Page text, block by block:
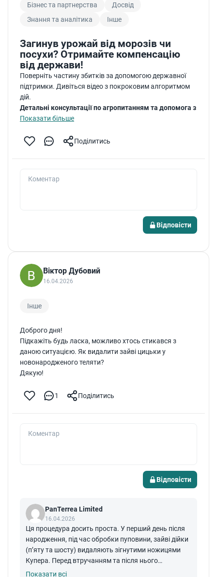
Загинув урожай від морозів чи
посухи? Отримайте компенсацію
від держави!
Поверніть частину збитків за допомогою державної
підтримки. Дивіться відео з покроковим алгоритмом
дій.
Детальні консультації по агропитанням та допомога з
документамиОголошення бухгалтера на Panterrea
Показати більше
Бізнес та партнерства
Досвід
Знання та аналітика
Інше
Поділитись
Коментар
Відповісти
Віктор Дубовий
16.04.2026
Доброго дня!
Підкажіть будь ласка, можливо хтось стикався з
даною ситуацією. Як видалити зайві цицьки у
новонародженого теляти?
Дякую!
Інше
1 Поділитись
Коментар
Відповісти
PanTerrea Limited
16.04.2026
Ця процедура досить проста. У перший день після
народження, під час обробки пуповини, зайві дійки
(п’яту та шосту) видаляють зігнутими ножицями
Купера. Перед втручанням та після нього
операційне поле необхідно обробити розчином
Показати всі